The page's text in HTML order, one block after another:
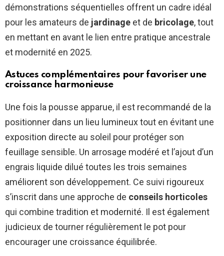
démonstrations séquentielles offrent un cadre idéal
pour les amateurs de jardinage et de bricolage, tout
en mettant en avant le lien entre pratique ancestrale
et modernité en 2025.
Astuces complémentaires pour favoriser une
croissance harmonieuse
Une fois la pousse apparue, il est recommandé de la
positionner dans un lieu lumineux tout en évitant une
exposition directe au soleil pour protéger son
feuillage sensible. Un arrosage modéré et l’ajout d’un
engrais liquide dilué toutes les trois semaines
améliorent son développement. Ce suivi rigoureux
s’inscrit dans une approche de conseils horticoles
qui combine tradition et modernité. Il est également
judicieux de tourner régulièrement le pot pour
encourager une croissance équilibrée.